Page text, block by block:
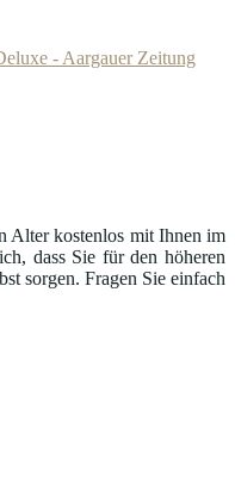
- Aargauer Zeitung
Alter kostenlos mit Ihnen im
dass Sie für den höheren
sorgen. Fragen Sie einfach